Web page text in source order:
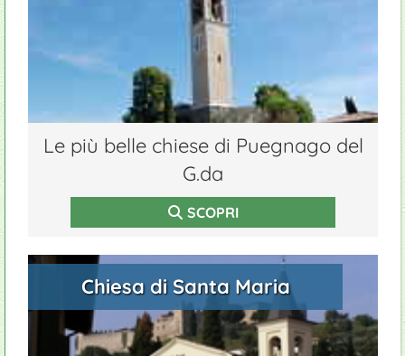
Le più belle chiese di Puegnago del
G.da
SCOPRI
Chiesa di Santa Maria